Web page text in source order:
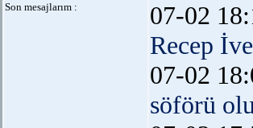
Son mesajlarım :
07-02
Recep
07-02
söförü